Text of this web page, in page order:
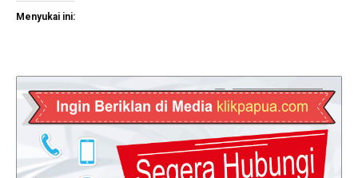
Menyukai ini: